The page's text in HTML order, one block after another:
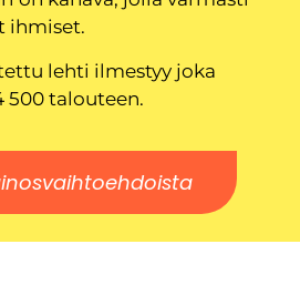
ihmiset.
lehti ilmestyy joka
500 talouteen.